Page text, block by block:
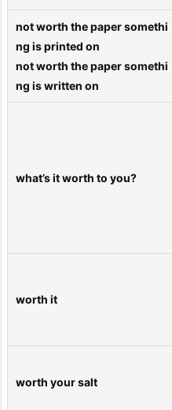
not worth the paper somethi
ng is printed on
not worth the paper somethi
ng is written on
what’s it worth to you?
worth it
worth your salt